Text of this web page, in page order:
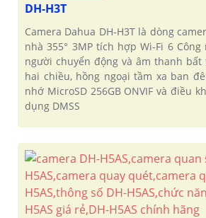
DH-H3T
Camera Dahua DH-H3T là dòng
nhà 355° 3MP tích hợp Wi-Fi 6
người chuyển động và âm thanh
hai chiều, hồng ngoại tầm xa ban
nhớ MicroSD 256GB ONVIF và điều
dụng DMSS